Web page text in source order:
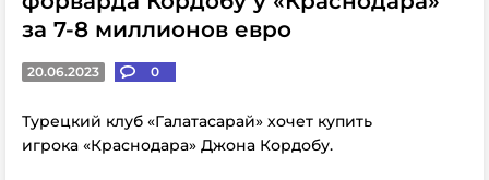
за 7-8 миллионов евро
20.06.2023 0
Турецкий клуб «Галатасарай» хочет купить
игрока «Краснодара» Джона Кордобу.